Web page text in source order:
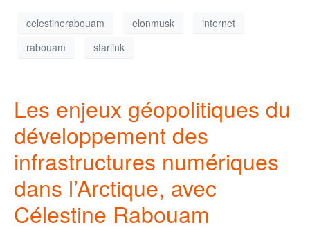
celestinerabouam elonmusk
internet
rabouam
starlink
Les enjeux géopolitiques du
développement des
infrastructures numériques
dans l’Arctique, avec
Célestine Rabouam